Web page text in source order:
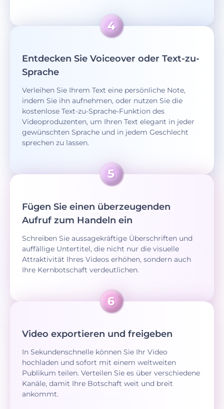
Entdecken Sie Voiceover oder Text-zu-
Sprache
Verleihen Sie Ihrem Text eine persönliche Note,
indem Sie ihn aufnehmen, oder nutzen Sie die
kostenlose Text-zu-Sprache-Funktion des
Videoproduzenten, um Ihren Text elegant in jeder
gewünschten Sprache und in jedem Geschlecht
sprechen zu lassen.
Fügen Sie einen überzeugenden
Aufruf zum Handeln ein
Schreiben Sie aussagekräftige Überschriften und
auffällige Untertitel, die nicht nur die visuelle
Attraktivität Ihres Videos erhöhen, sondern auch
Ihre Kernbotschaft verdeutlichen.
Video exportieren und freigeben
In Sekundenschnelle können Sie Ihr Video
hochladen und sofort mit einem weltweiten
Publikum teilen. Verteilen Sie es über verschiedene
Kanäle, damit Ihre Botschaft weit und breit
ankommt.